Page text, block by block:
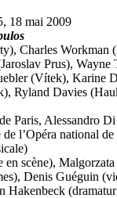
18 mai 2009
Charles Workman
Prus), Wayne
(Vítek), Karine
Ryland Davies
Paris, Alessandro
l’Opéra national de
scène), Malgorzata
Denis Guéguin
Hakenbeck